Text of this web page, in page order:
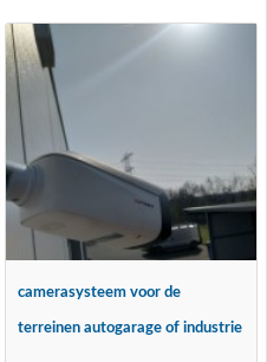
camerasysteem voor de
terreinen autogarage of industrie